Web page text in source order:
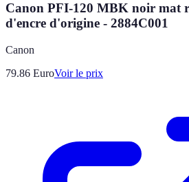
Canon PFI-120 MBK noir mat
d'encre d'origine - 2884C001
Canon
79.86 EuroVoir le prix